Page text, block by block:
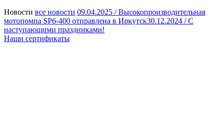
Новости все новости 09.04.2025 /Высокопроизводительная
мотопомпа SP6-400 отправлена в Иркутск30.12.2024 /С
наступающими праздниками!
Наши сертификаты